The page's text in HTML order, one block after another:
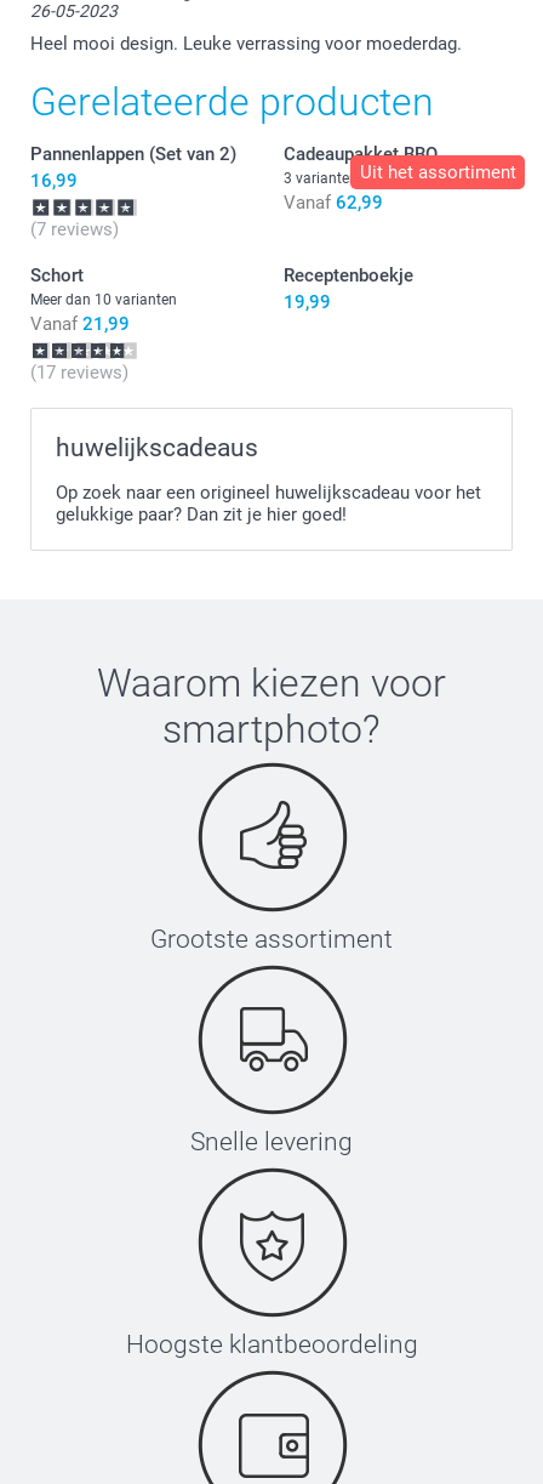
Uiteraard willen wij dit graag voor je oplossen. Zou
je een of meerdere foto's willen sturen naar
service@klantenservice.nl samen met een uitleg
waar je niet tevreden over bent? De klantenservice
helpt je graag verder.
26-05-2023
Heel mooi design. Leuke verrassing voor moederdag.
Gerelateerde producten
Pannenlappen (Set van 2)
16,99
(7 reviews)
Uit het assortiment
Cadeaupakket BBQ
3 varianten
Vanaf 62,99
Schort
Meer dan 10 varianten
Vanaf 21,99
(17 reviews)
Receptenboekje
19,99
huwelijkscadeaus
Op zoek naar een origineel huwelijkscadeau voor het
gelukkige paar? Dan zit je hier goed!
Waarom kiezen voor
smartphoto?
Grootste assortiment
Snelle levering
Hoogste klantbeoordeling